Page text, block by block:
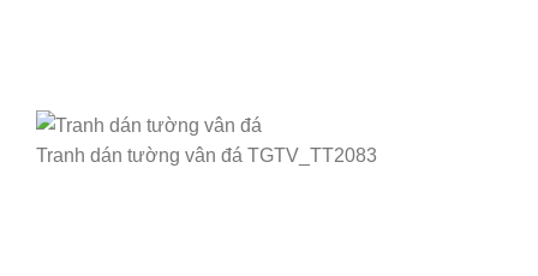
Tranh dán tường vân đá TGTV_TT2083